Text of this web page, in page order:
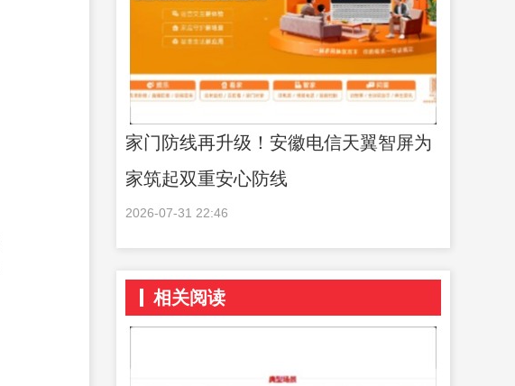
家门防线再升级！安徽电信天翼智屏为
家筑起双重安心防线
2026-07-31 22:46
相关阅读